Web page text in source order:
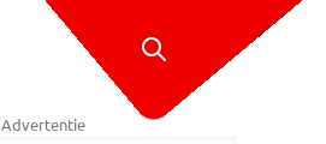
Advertentie